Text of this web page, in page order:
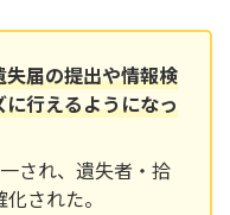
届の提出や情報検
行えるようになっ
され、遺失者・拾
された。